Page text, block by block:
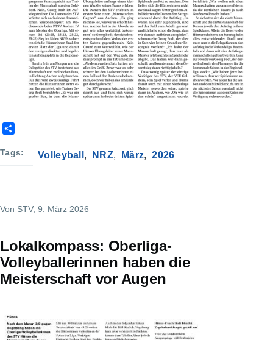
a
Tags Volleyball NRZ März 2026
Von STV, 9. März 2026
Lokalkompass: Oberliga-
Volleyballerinnen haben die
Meisterschaft vor Augen